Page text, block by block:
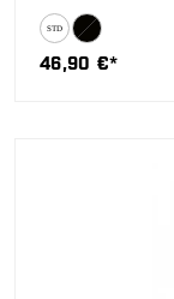
46,90 €*